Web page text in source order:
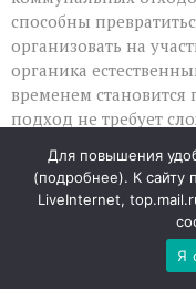
способны
организовать на
органика
временем становится
подход не требует
систему вывоза
ресурс для грядок.
Ветки — не балласт,
Для повышения
(подробнее). К сайту
LiveInternet,
Я